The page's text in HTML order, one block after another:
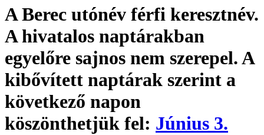
A Berec utónév férfi keresztnév.
A hivatalos naptárakban
egyelőre sajnos nem szerepel. A
kibővített naptárak szerint a
következő napon
köszönthetjük fel: Június 3.